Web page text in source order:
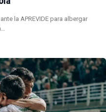
la APREVIDE para albergar